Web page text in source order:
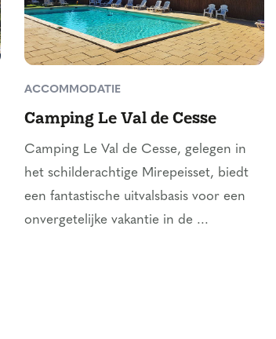
ACCOMMODATIE
Camping Le Val de Cesse
Camping Le Val de Cesse, gelegen in
het schilderachtige Mirepeisset, biedt
een fantastische uitvalsbasis voor een
onvergetelijke vakantie in de ...